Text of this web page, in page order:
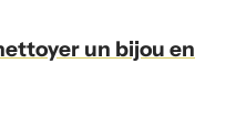
un bijou en